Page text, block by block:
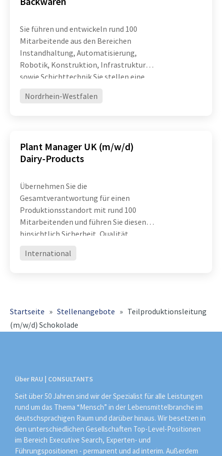
Sie führen und entwickeln rund 100
Mitarbeitende aus den Bereichen
Instandhaltung, Automatisierung,
Robotik, Konstruktion, Infrastruktur
sowie Schichttechnik Sie stellen eine
Leistungsfähigkeit komplexer
Nordrhein-Westfalen
Plant Manager UK (m/w/d)
Dairy-Products
Übernehmen Sie die
Gesamtverantwortung für einen
Produktionsstandort mit rund 100
Mitarbeitenden und führen Sie diesen
hinsichtlich Sicherheit, Qualität,
erfolgreich weiter Entwickeln Sie
International
Startseite » Stellenangebote » Teilproduktionsleitung
(m/w/d) Schokolade
Über RAU | CONSULTANTS
Seit über 50 Jahren sind wir der Spezialist für alle Leistungen
rund um das Thema “Mensch” in der Lebensmittelbranche im
deutschsprachigen Raum und darüber hinaus. Wir besetzen in
den unterschiedlichen Gesellschaften Top-Level-Positionen
im Bereich Executive Search, Experten- und
Führungspositionen - permanent und ad interim. Außerdem